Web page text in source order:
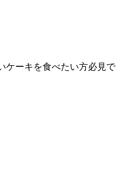
ケーキを食べたい方必見で